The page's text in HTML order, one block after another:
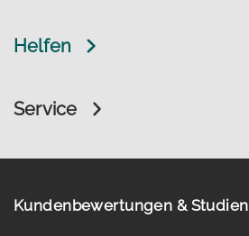
Helfen
Service
Kundenbewertungen & Studien